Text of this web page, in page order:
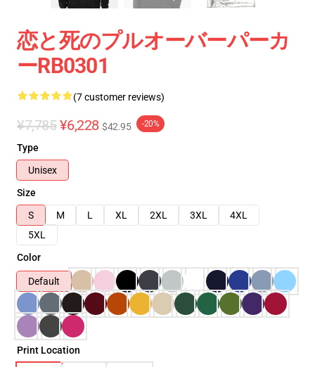
恋と死のプルオーバーパーカ
ーRB0301
(7 customer reviews)
¥7,785 ¥6,228 $42.95 -20%
Type
Unisex
Size
S
M L XL 2XL 3XL
4XL
5XL
Color
Default
Print Location